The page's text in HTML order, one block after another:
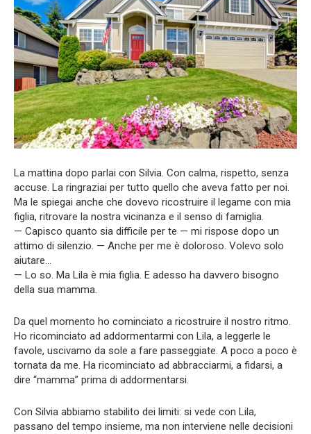
La mattina dopo parlai con Silvia. Con calma, rispetto, senza
accuse. La ringraziai per tutto quello che aveva fatto per noi.
Ma le spiegai anche che dovevo ricostruire il legame con mia
figlia, ritrovare la nostra vicinanza e il senso di famiglia.
— Capisco quanto sia difficile per te — mi rispose dopo un
attimo di silenzio. — Anche per me è doloroso. Volevo solo
aiutare…
— Lo so. Ma Lila è mia figlia. E adesso ha davvero bisogno
della sua mamma.
Da quel momento ho cominciato a ricostruire il nostro ritmo.
Ho ricominciato ad addormentarmi con Lila, a leggerle le
favole, uscivamo da sole a fare passeggiate. A poco a poco è
tornata da me. Ha ricominciato ad abbracciarmi, a fidarsi, a
dire “mamma” prima di addormentarsi.
Con Silvia abbiamo stabilito dei limiti: si vede con Lila,
passano del tempo insieme, ma non interviene nelle decisioni